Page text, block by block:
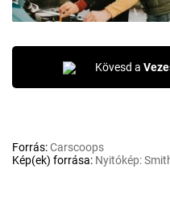
Kövesd a
Forrás:Carscoops
Kép(ek) forrása: Nyitókép: